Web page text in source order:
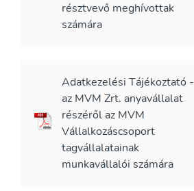
résztvevő meghívottak
számára
Adatkezelési Tájékoztató -
az MVM Zrt. anyavállalat
részéről az MVM
Vállalkozáscsoport
tagvállalatainak
munkavállalói számára